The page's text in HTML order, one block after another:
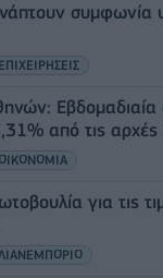
συμφωνία
ΕΠΙΧΕΙΡΗΣΕΙΣ
από τις αρχές
ΟΙΚΟΝΟΜΙΑ
για τις